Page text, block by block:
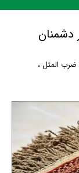
دشمنان
ضرب المثل،